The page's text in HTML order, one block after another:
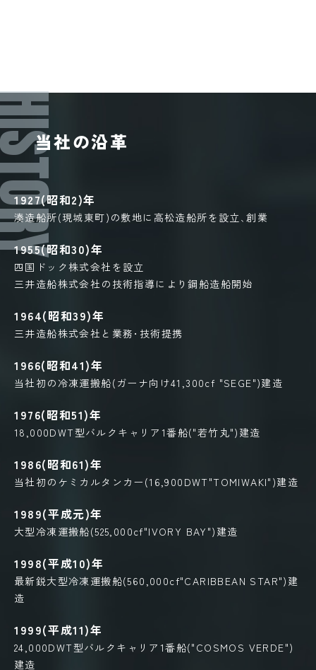
当社の沿革
1927(昭和2)年
湊造船所(現城東町)の敷地に高松造船所を設立､創業
1955(昭和30)年
四国ドック株式会社を設立
三井造船株式会社の技術指導により鋼船造船開始
1964(昭和39)年
三井造船株式会社と業務･技術提携
1966(昭和41)年
当社初の冷凍運搬船(ガーナ向け41,300cf "SEGE")建造
1976(昭和51)年
18,000DWT型バルクキャリア1番船("若竹丸")建造
1986(昭和61)年
当社初のケミカルタンカー(16,900DWT"TOMIWAKI")建造
1989(平成元)年
大型冷凍運搬船(525,000cf"IVORY BAY")建造
1998(平成10)年
最新鋭大型冷凍運搬船(560,000cf"CARIBBEAN STAR")建
造
1999(平成11)年
24,000DWT型バルクキャリア1番船("COSMOS VERDE")
建造